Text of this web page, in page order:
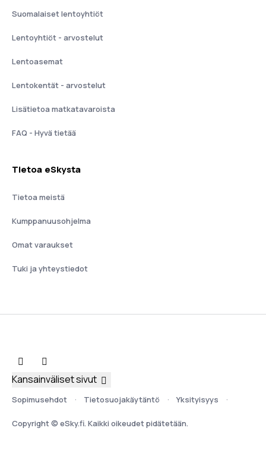
Suomalaiset lentoyhtiöt
Lentoyhtiöt - arvostelut
Lentoasemat
Lentokentät - arvostelut
Lisätietoa matkatavaroista
FAQ - Hyvä tietää
Tietoa eSkysta
Tietoa meistä
Kumppanuusohjelma
Omat varaukset
Tuki ja yhteystiedot
Sopimusehdot Tietosuojakäytäntö Yksityisyys
Copyright © eSky.fi. Kaikki oikeudet pidätetään.
Kansainväliset sivut